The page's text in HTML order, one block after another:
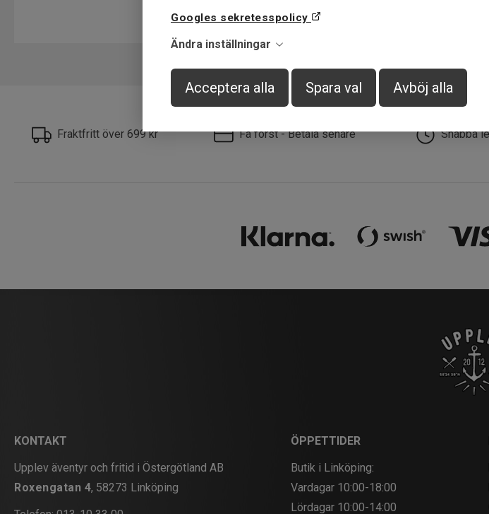
Googles sekretesspolicy
Ändra inställningar
Acceptera alla Spara val Avböj alla
Fraktfritt över 699 kr Få först - Betala senare Snabba
KONTAKT
Upplev äventyr och fritid i Östergötland AB
Roxengatan 4, 58273 Linköping
ÖPPETTIDER
Butik i Linköping:
Vardagar 10:00-18:00
Lördagar 10:00-14:00